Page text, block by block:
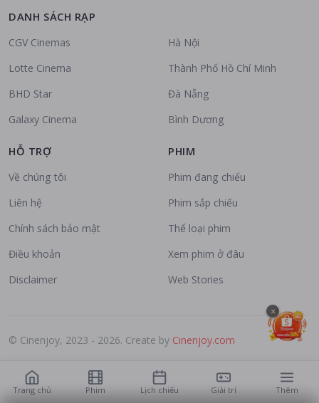
DANH SÁCH RẠP
CGV Cinemas
Lotte Cinema
BHD Star
Galaxy Cinema
Hà Nội
Thành Phố Hồ Chí Minh
Đà Nẵng
Bình Dương
HỖ TRỢ
Về chúng tôi
Liên hệ
Chính sách bảo mật
Điều khoản
Disclaimer
PHIM
Phim đang chiếu
Phim sắp chiếu
Thể loại phim
Xem phim ở đâu
Web Stories
© Cinenjoy, 2023 - 2026. Create by Cinenjoy.com
Trang chủ Phim Lịch chiếu Giải trí Thêm
×